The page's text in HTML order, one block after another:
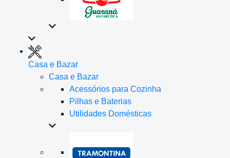
Casa e Bazar
Casa e Bazar
Acessórios para Cozinha
Pilhas e Baterias
Utilidades Domésticas